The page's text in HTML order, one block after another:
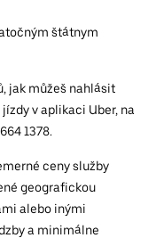
štátnym
jak můžeš nahlásit
v aplikaci Uber, na
1378.
ceny služby
geografickou
alebo inými
a minimálne